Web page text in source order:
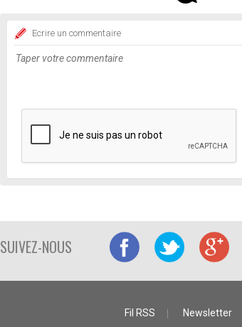
Ecrire un commentaire
SUIVEZ-NOUS
Fil RSS Newsletter